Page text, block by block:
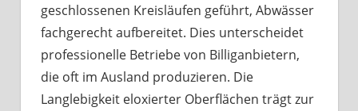
geschlossenen Kreisläufen geführt, Abwässer
fachgerecht aufbereitet. Dies unterscheidet
professionelle Betriebe von Billiganbietern,
die oft im Ausland produzieren. Die
Langlebigkeit eloxierter Oberflächen trägt zur